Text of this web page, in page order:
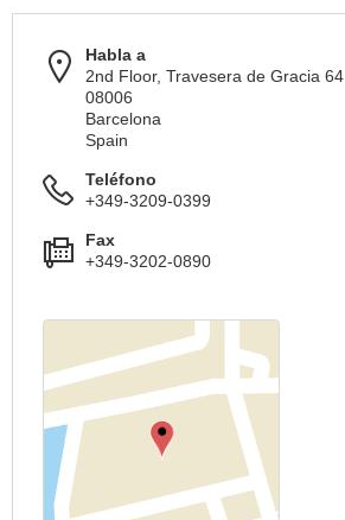
Habla a
2nd Floor, Travesera de Gracia 64
08006
Barcelona
Spain
Teléfono
+349-3209-0399
Fax
+349-3202-0890